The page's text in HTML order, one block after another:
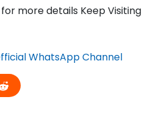
more details Keep Visiting
WhatsApp Channel